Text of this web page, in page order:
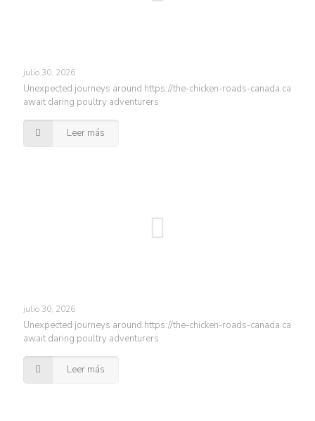
julio 30, 2026
Unexpected journeys around https://the-chicken-roads-canada.ca
await daring poultry adventurers
Leer más
julio 30, 2026
Unexpected journeys around https://the-chicken-roads-canada.ca
await daring poultry adventurers
Leer más